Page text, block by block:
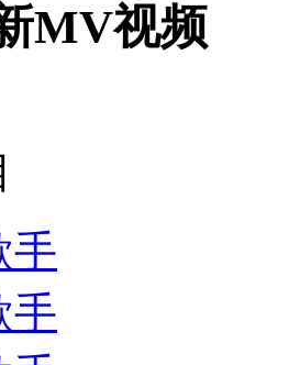
MV视频
手
手